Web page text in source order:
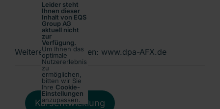
Weitere Informationen: www.dpa-AFX.de
Leider steht
Ihnen dieser
Inhalt von EQS
Group AG
aktuell nicht
zur
Verfügung.
Um Ihnen das
optimale
Nutzererlebnis
zu
ermöglichen,
bitten wir Sie
Ihre Cookie-
Einstellungen
anzupassen.
Kursentwicklung